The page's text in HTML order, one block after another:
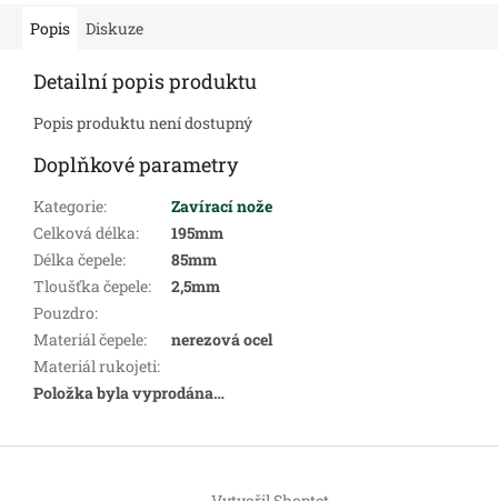
Popis Diskuze
Detailní popis produktu
Popis produktu není dostupný
Doplňkové parametry
Kategorie:
Zavírací nože
Celková délka:
195mm
Délka čepele:
85mm
Tloušťka čepele:
2,5mm
Pouzdro:
Materiál čepele:
nerezová ocel
Materiál rukojeti:
Položka byla vyprodána…
Z